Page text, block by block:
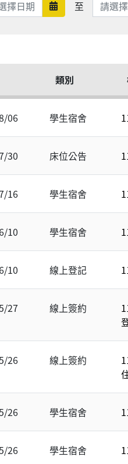
日期範圍開始
至
類別
06 學生宿舍
30 床位公告
16 學生宿舍
10 學生宿舍
10 線上登記
27 線上簽約
26 線上簽約
26 學生宿舍
26 學生宿舍